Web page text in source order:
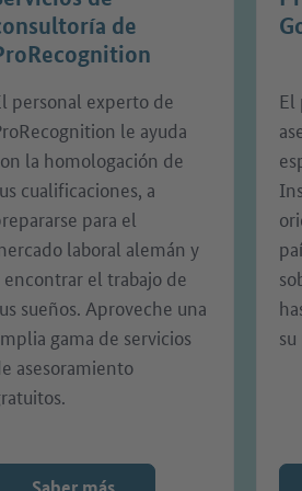
de
personal experto de
le ayuda
la homologación de
cualificaciones, a
para el
laboral alemán y
encontrar el trabajo de
sueños. Aproveche una
gama de servicios
asesoramiento
El